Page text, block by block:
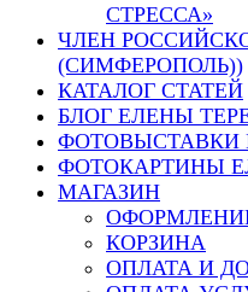
СТРЕССА»
ЧЛЕН
(СИМФЕРОПОЛЬ))
КАТАЛОГ СТАТЕЙ
БЛОГ ЕЛЕНЫ
ФОТОВЫСТАВКИ
ФОТОКАРТИНЫ
МАГАЗИН
КОРЗИНА
ОПЛАТА И